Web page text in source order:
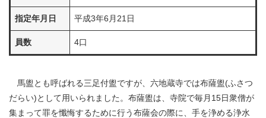
指定年月日 平成3年6月21日
員数 4口
馬盥とも呼ばれる三足付盥ですが、六地蔵寺では布薩盥(ふさつ
だらい)として用いられました。布薩盥は、寺院で毎月15日衆僧が
集まって罪を懺悔するために行う布薩会の際に、手を浄める浄水